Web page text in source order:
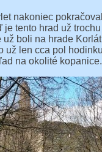
nakoniec
je tento hrad už
už boli na hrade
už len cca pol
na okolité